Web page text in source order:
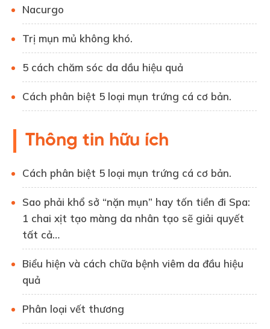
Nacurgo
Trị mụn mủ không khó.
5 cách chăm sóc da dầu hiệu quả
Cách phân biệt 5 loại mụn trứng cá cơ bản.
Thông tin hữu ích
Cách phân biệt 5 loại mụn trứng cá cơ bản.
Sao phải khổ sở “nặn mụn” hay tốn tiền đi Spa:
1 chai xịt tạo màng da nhân tạo sẽ giải quyết
tất cả…
Biểu hiện và cách chữa bệnh viêm da đầu hiệu
quả
Phân loại vết thương